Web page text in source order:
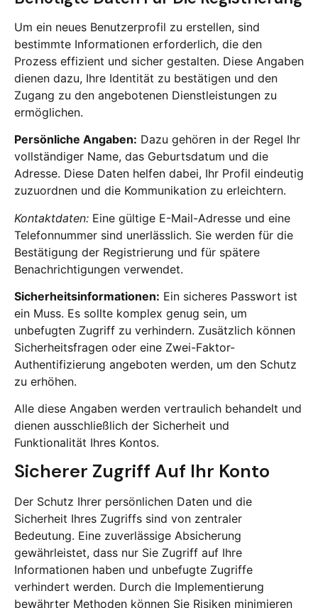
Um ein neues Benutzerprofil zu erstellen, sind
bestimmte Informationen erforderlich, die den
Prozess effizient und sicher gestalten. Diese Angaben
dienen dazu, Ihre Identität zu bestätigen und den
Zugang zu den angebotenen Dienstleistungen zu
ermöglichen.
Persönliche Angaben: Dazu gehören in der Regel Ihr
vollständiger Name, das Geburtsdatum und die
Adresse. Diese Daten helfen dabei, Ihr Profil eindeutig
zuzuordnen und die Kommunikation zu erleichtern.
Kontaktdaten: Eine gültige E-Mail-Adresse und eine
Telefonnummer sind unerlässlich. Sie werden für die
Bestätigung der Registrierung und für spätere
Benachrichtigungen verwendet.
Sicherheitsinformationen: Ein sicheres Passwort ist
ein Muss. Es sollte komplex genug sein, um
unbefugten Zugriff zu verhindern. Zusätzlich können
Sicherheitsfragen oder eine Zwei-Faktor-
Authentifizierung angeboten werden, um den Schutz
zu erhöhen.
Alle diese Angaben werden vertraulich behandelt und
dienen ausschließlich der Sicherheit und
Funktionalität Ihres Kontos.
Sicherer Zugriff Auf Ihr Konto
Der Schutz Ihrer persönlichen Daten und die
Sicherheit Ihres Zugriffs sind von zentraler
Bedeutung. Eine zuverlässige Absicherung
gewährleistet, dass nur Sie Zugriff auf Ihre
Informationen haben und unbefugte Zugriffe
verhindert werden. Durch die Implementierung
bewährter Methoden können Sie Risiken minimieren